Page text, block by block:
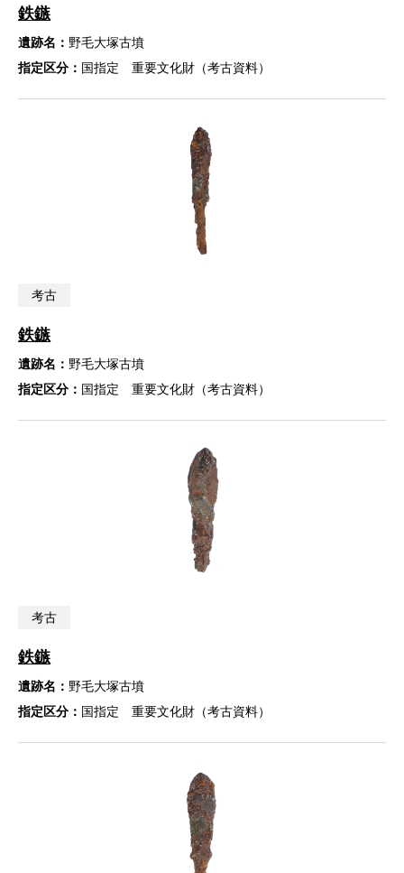
鉄鏃
遺跡名： 野毛大塚古墳
指定区分： 国指定 重要文化財（考古資料）
考古
鉄鏃
遺跡名： 野毛大塚古墳
指定区分： 国指定 重要文化財（考古資料）
考古
鉄鏃
遺跡名： 野毛大塚古墳
指定区分： 国指定 重要文化財（考古資料）